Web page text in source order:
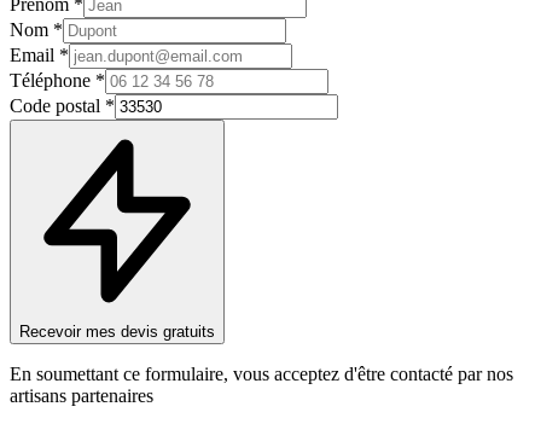
Prénom *
Nom *
Email *
Téléphone *
Code postal *
Recevoir mes devis gratuits
En soumettant ce formulaire, vous acceptez d'être contacté par nos
artisans partenaires